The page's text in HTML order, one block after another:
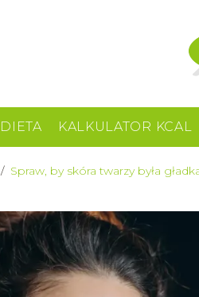
DIETA KALKULATOR KCAL
/ Spraw, by skóra twarzy była